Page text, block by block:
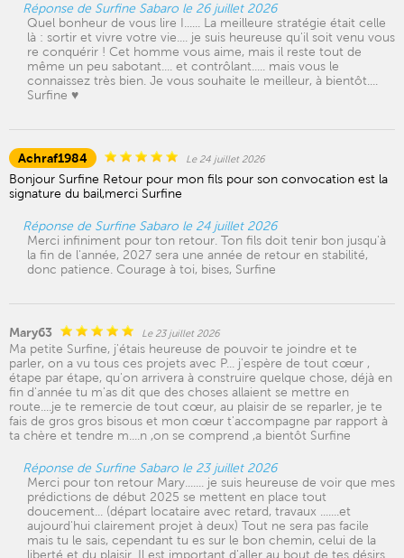
Réponse de Surfine Sabaro le 26 juillet 2026
Quel bonheur de vous lire I...... La meilleure stratégie était celle
là : sortir et vivre votre vie.... je suis heureuse qu'il soit venu vous
re conquérir ! Cet homme vous aime, mais il reste tout de
même un peu sabotant.... et contrôlant..... mais vous le
connaissez très bien. Je vous souhaite le meilleur, à bientôt....
Surfine ♥️
Achraf1984 Le 24 juillet 2026
Bonjour Surfine Retour pour mon fils pour son convocation est la
signature du bail,merci Surfine
Réponse de Surfine Sabaro le 24 juillet 2026
Merci infiniment pour ton retour. Ton fils doit tenir bon jusqu'à
la fin de l'année, 2027 sera une année de retour en stabilité,
donc patience. Courage à toi, bises, Surfine
Mary63 Le 23 juillet 2026
Ma petite Surfine, j'étais heureuse de pouvoir te joindre et te
parler, on a vu tous ces projets avec P... j'espère de tout cœur ,
étape par étape, qu'on arrivera à construire quelque chose, déjà en
fin d'année tu m'as dit que des choses allaient se mettre en
route....je te remercie de tout cœur, au plaisir de se reparler, je te
fais de gros gros bisous et mon cœur t'accompagne par rapport à
ta chère et tendre m....n ,on se comprend ,a bientôt Surfine
Réponse de Surfine Sabaro le 23 juillet 2026
Merci pour ton retour Mary....... je suis heureuse de voir que mes
prédictions de début 2025 se mettent en place tout
doucement... (départ locataire avec retard, travaux .......et
aujourd'hui clairement projet à deux) Tout ne sera pas facile
mais tu le sais, cependant tu es sur le bon chemin, celui de la
liberté et du plaisir. Il est important d'aller au bout de tes désirs